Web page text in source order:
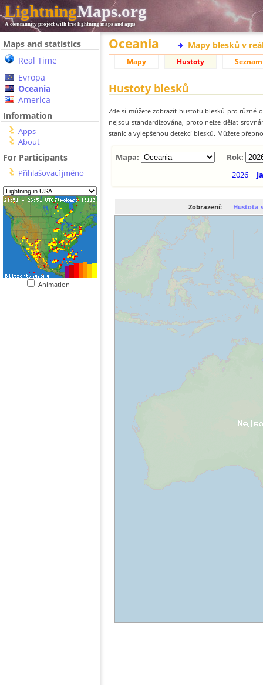
LightningMaps.org
A community project with free lightning maps and apps
Maps and statistics
Real Time
Evropa
Oceania
America
Information
Apps
About
For Participants
Přihlašovací jméno
Animation
Oceania Mapy blesků v
Mapy Hustoty Seznam
Hustoty blesků
Zde si můžete zobrazit hustotu blesků pro různé
nejsou standardizována, proto nelze dělat
stanic a vylepšenou detekcí blesků. Můžete
Mapa:
Rok:
2026
Zobrazení: Hustota